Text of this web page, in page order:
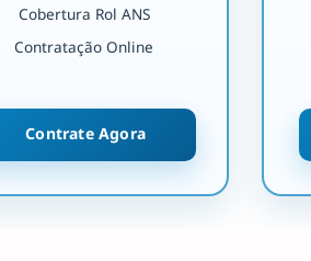
Cobertura Rol ANS
Contratação Online
Contrate Agora